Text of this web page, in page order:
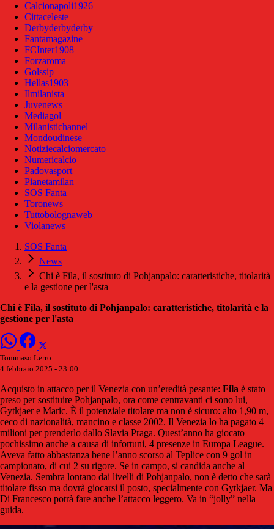
Calcionapoli1926
Cittaceleste
Derbyderbyderby
Fantamagazine
FCInter1908
Forzaroma
Golssip
Hellas1903
Ilmilanista
Juvenews
Mediagol
Milanistichannel
Mondoudinese
Notiziecalciomercato
Numericalcio
Padovasport
Pianetamilan
SOS Fanta
Toronews
Tuttobolognaweb
Violanews
SOS Fanta
News
Chi è Fila, il sostituto di Pohjanpalo: caratteristiche, titolarità
e la gestione per l'asta
Chi è Fila, il sostituto di Pohjanpalo: caratteristiche, titolarità e la
gestione per l'asta
Tommaso Lerro
4 febbraio 2025 - 23:00
Acquisto in attacco per il Venezia con un’eredità pesante: Fila è stato
preso per sostituire Pohjanpalo, ora come centravanti ci sono lui,
Gytkjaer e Maric. È il potenziale titolare ma non è sicuro: alto 1,90 m,
ceco di nazionalità, mancino e classe 2002. Il Venezia lo ha pagato 4
milioni per prenderlo dallo Slavia Praga. Quest’anno ha giocato
pochissimo anche a causa di infortuni, 4 presenze in Europa League.
Aveva fatto abbastanza bene l’anno scorso al Teplice con 9 gol in
campionato, di cui 2 su rigore. Se in campo, si candida anche al
Venezia. Sembra lontano dai livelli di Pohjanpalo, non è detto che sarà
titolare fisso ma dovrà giocarsi il posto, specialmente con Gytkjaer. Ma
Di Francesco potrà fare anche l’attacco leggero. Va in “jolly” nella
guida.